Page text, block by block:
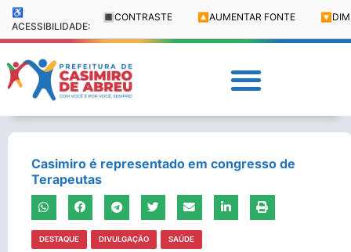
♿
ACESSIBILIDADE:
🔳 CONTRASTE 🔼 AUMENTAR FONTE 🔽
Casimiro é representado em congresso de
Terapeutas
DESTAQUE DIVULGAÇÃO SAÚDE